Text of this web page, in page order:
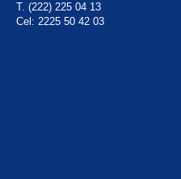
T. (222) 225 04 13
Cel: 2225 50 42 03